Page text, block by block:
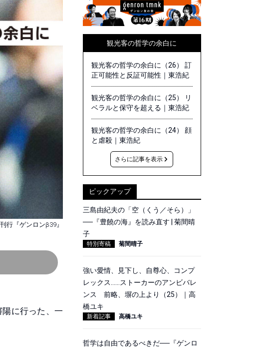
行『ゲンロンβ39』
に行った、一
観光客の哲学の余白に
観光客の哲学の余白に（26） 訂
正可能性と反証可能性｜東浩紀
観光客の哲学の余白に（25） リ
ベラルと保守を超える｜東浩紀
観光客の哲学の余白に（24） 顔
と虐殺｜東浩紀
さらに記事を表示
ピックアップ
三島由紀夫の「空（くう／そら）」
──『豊饒の海』を読み直す | 菊間晴
子
特別寄稿 菊間晴子
強い愛情、見下し、自尊心、コンプ
レックス……ストーカーのアンビバレ
ンス 前略、塀の上より（25）｜高
橋ユキ
新着記事 高橋ユキ
哲学は自由であるべきだ──『ゲンロ